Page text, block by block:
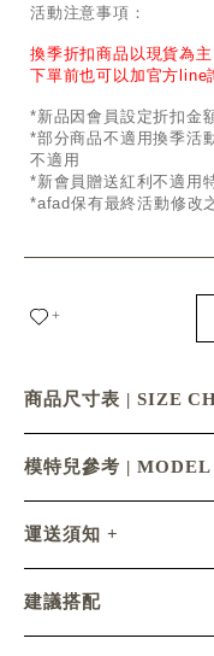
活動注意事項：
換季折扣商品以現貨為
下單前也可以加官方line
*新品因會員設定折扣金
*部分商品不適用換季活
不適用
*新會員贈送紅利不適用
*afad保有最終活動修改
+
商品尺寸表 | SIZE
模特兒參考 |
運送須知
建議搭配